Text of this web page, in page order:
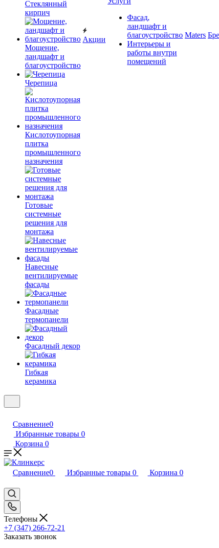
Cтеклянный
кирпич
Мощение,
ландшафт и
благоустройство
Черепица
Кислотоупорная
плитка
промышленного
назначения
Готовые
системные
решения для
монтажа
Навесные
вентилируемые
фасады
Фасадные
термопанели
Фасадный декор
Гибкая
керамика
Акции
Фасад,
ландшафт и
благоустройство
Интерьеры и
работы внутри
помещений
Maters
Сравнение0
Избранные товары 0
Корзина 0
Сравнение0 Избранные товары 0 Корзина 0
Телефоны
+7 (347) 266-72-21
Заказать звонок